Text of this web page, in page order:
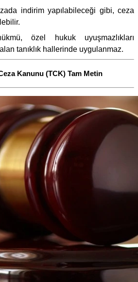
indirim yapılabileceği gibi, ceza
özel hukuk uyuşmazlıkları
tanıklık hallerinde uygulanmaz.
Kanunu (TCK) Tam Metin